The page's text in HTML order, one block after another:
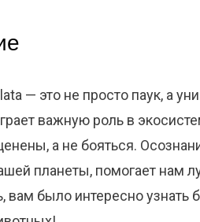
— это не просто паук, а
важную роль в
а не бояться.
планеты, помогает нам
было интересно узнать